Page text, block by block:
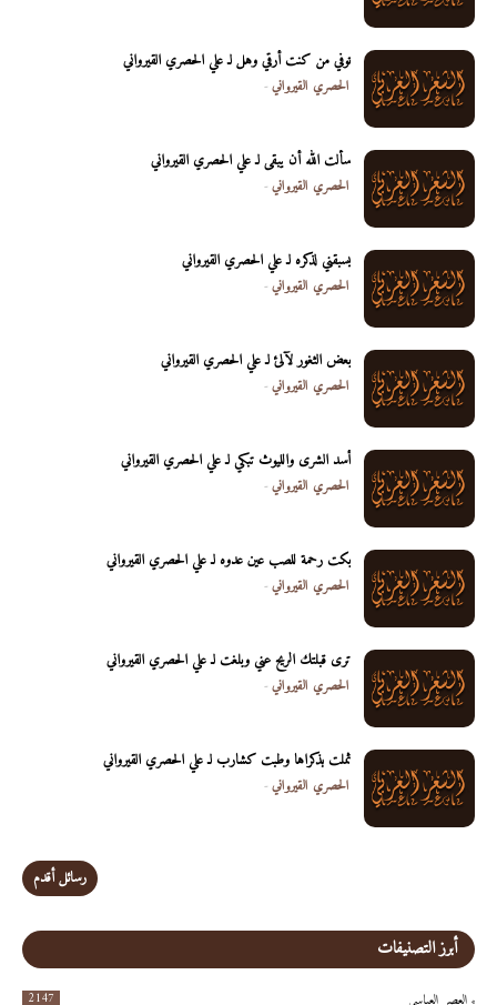
توفي من كنت أرقي وهل لـ علي الحصري القيرواني
الحصري القيرواني-
سألت الله أن يبقى لـ علي الحصري القيرواني
الحصري القيرواني-
يسبقني لذكره لـ علي الحصري القيرواني
الحصري القيرواني-
بعض الثغور لآلئ لـ علي الحصري القيرواني
الحصري القيرواني-
أسد الشرى والليوث تبكي لـ علي الحصري القيرواني
الحصري القيرواني-
بكت رحمة للصب عين عدوه لـ علي الحصري القيرواني
الحصري القيرواني-
ترى قبلتك الريح عني وبلغت لـ علي الحصري القيرواني
الحصري القيرواني-
ثملت بذكراها وطبت كشارب لـ علي الحصري القيرواني
الحصري القيرواني-
رسائل أقدم
أبرز التصنيفات
2147